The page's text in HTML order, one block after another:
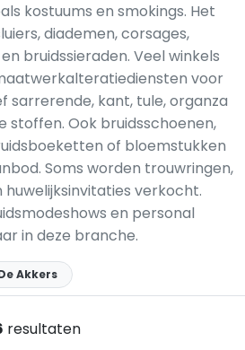
kostuums en smokings. Het
diademen, corsages,
bruidssieraden. Veel winkels
voor
sarrerende, kant, tule, organza
stoffen. Ook bruidsschoenen,
of bloemstukken
Soms worden trouwringen,
huwelijksinvitaties verkocht.
en personal
in deze branche.
Akkers
resultaten